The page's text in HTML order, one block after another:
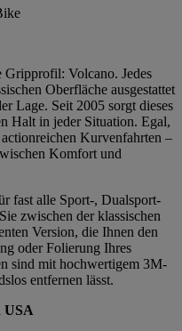
Gripprofil: Volcano. Jedes
Oberfläche ausgestattet
Lage. Seit 2005 sorgt dieses
Halt in jeder Situation. Egal,
Kurvenfahrten –
Komfort und
fast alle Sport-, Dualsport-
zwischen der klassischen
Version, die Ihnen den
oder Folierung Ihres
sind mit hochwertigem 3M-
entfernen lässt.
USA